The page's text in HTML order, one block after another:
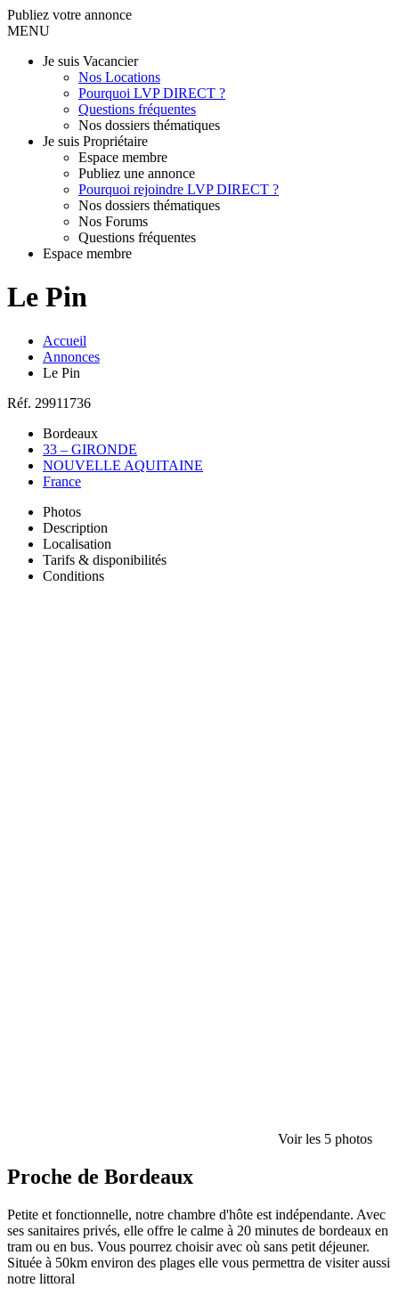
Publiez votre annonce
MENU
Je suis Vacancier
Nos Locations
Pourquoi LVP DIRECT ?
Questions fréquentes
Nos dossiers thématiques
Je suis Propriétaire
Espace membre
Publiez une annonce
Pourquoi rejoindre LVP DIRECT ?
Nos dossiers thématiques
Nos Forums
Questions fréquentes
Espace membre
Le Pin
Accueil
Annonces
Le Pin
Réf. 29911736
Bordeaux
33 – GIRONDE
NOUVELLE AQUITAINE
France
Photos
Description
Localisation
Tarifs & disponibilités
Conditions
Voir les 5 photos
Proche de Bordeaux
Petite et fonctionnelle, notre chambre d'hôte est indépendante. Avec
ses sanitaires privés, elle offre le calme à 20 minutes de bordeaux en
tram ou en bus. Vous pourrez choisir avec où sans petit déjeuner.
Située à 50km environ des plages elle vous permettra de visiter aussi
notre littoral